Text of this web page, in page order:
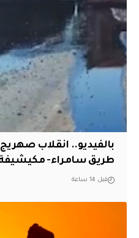
بالفيديو.. انقلاب
طريق سامراء- مكيشيفة
قبل 14 ساعة